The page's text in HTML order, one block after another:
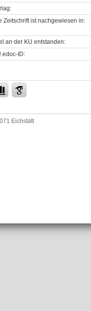
Zeitschrift ist nachgewiesen in:
an der KU entstanden:
ID:
Eichstätt